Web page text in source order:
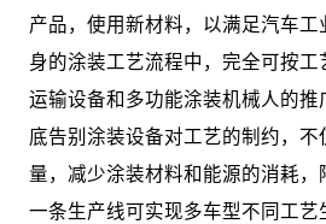
产品，使用新材料，以满足汽车
身的涂装工艺流程中，完全可按
运输设备和多功能涂装机械人的推
底告别涂装设备对工艺的制约，不
量，减少涂装材料和能源的消耗，
一条生产线可实现多车型不同工艺